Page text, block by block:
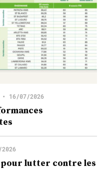
• 16/07/2026
lutter contre les